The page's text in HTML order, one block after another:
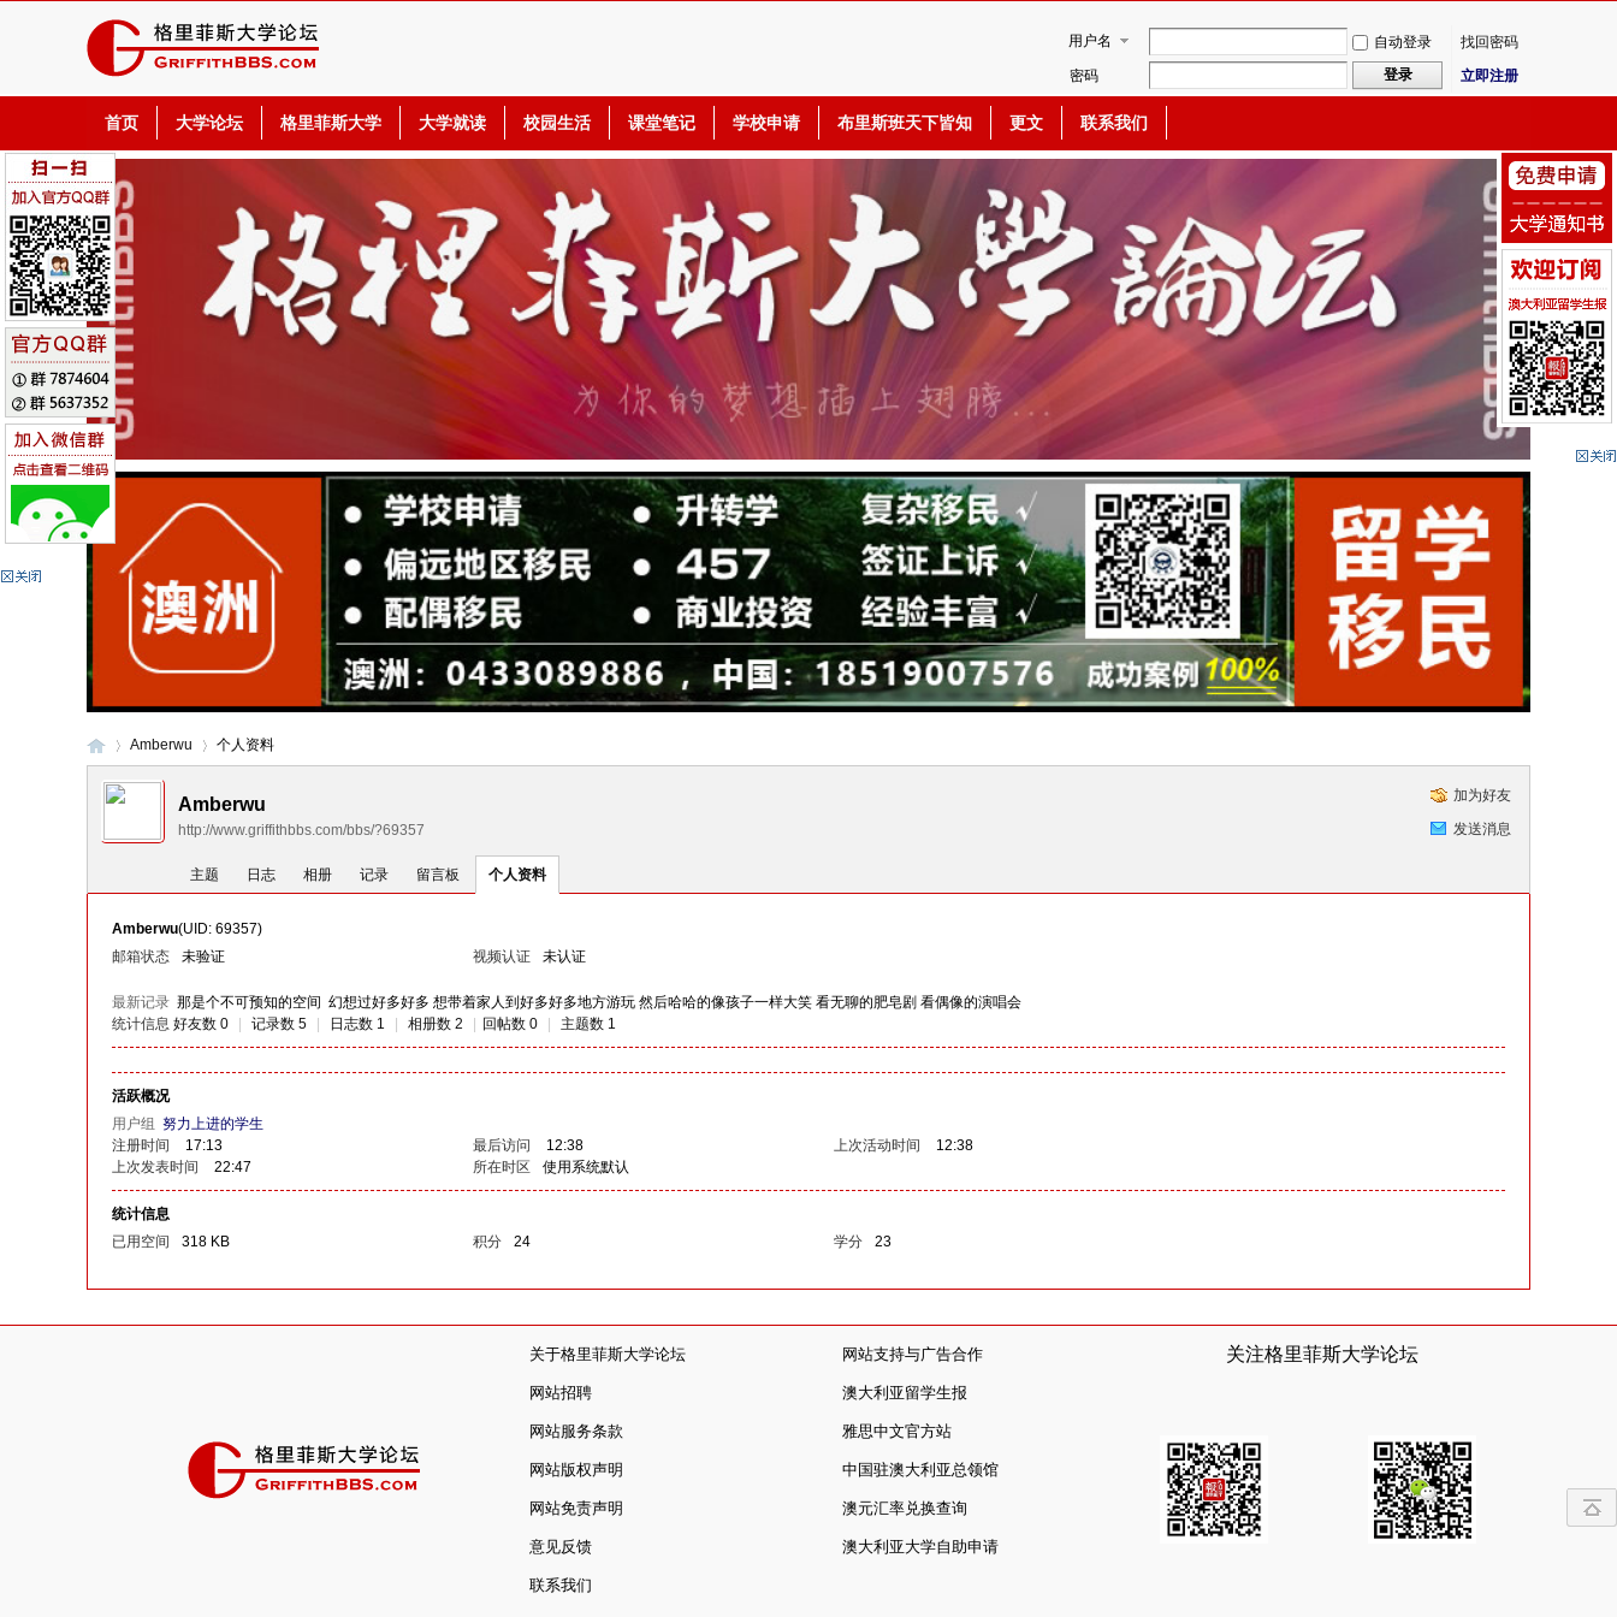
用户名 自动登录
找回密码
密码
登录 立即注册
首页 大学论坛 格里菲斯大学 大学就读 校园生活 课堂笔记 学校申请 布里斯班天下皆知 更文 联系我们
菲
›
Amberwu 个人资料
加为好友
发送消息
Amberwu
http://www.griffithbbs.com/bbs/?69357
主题 日志 相册 记录 留言板 个人资料
Amberwu(UID: 69357)
邮箱状态
未验证 视频认证 未认证
最新记录 那是个不可预知的空间 幻想过好多好多 想带着家人到好多好多地方游玩 然后哈哈的像孩子一样大笑 看无聊的肥皂剧 看偶像的演唱会
统计信息 好友数 0 记录数 5 日志数 1 相册数 2 回帖数 0 主题数 1
活跃概况
用户组 努力上进的学生
注册时间
17:13 最后访问 12:38 上次活动时间
12:38
上次发表时间
22:47 所在时区 使用系统默认
统计信息
已用空间
318 KB 积分 24 学分 23
关于格里菲斯大学论坛 网站支持与广告合作 关注格里菲斯大学论坛
网站招聘 澳大利亚留学生报
网站服务条款 雅思中文官方站
网站版权声明 中国驻澳大利亚总领馆
网站免责声明 澳元汇率兑换查询
意见反馈 澳大利亚大学自助申请
联系我们